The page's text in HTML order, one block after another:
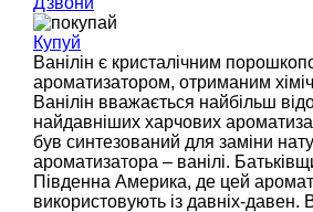
Купуй
Ванілін є кристалічним
ароматизатором, отриманим
Ванілін вважається найбільш
найдавніших харчових
був синтезований для заміни
ароматизатора – ванілі.
Південна Америка, де цей
використовують із давніх-